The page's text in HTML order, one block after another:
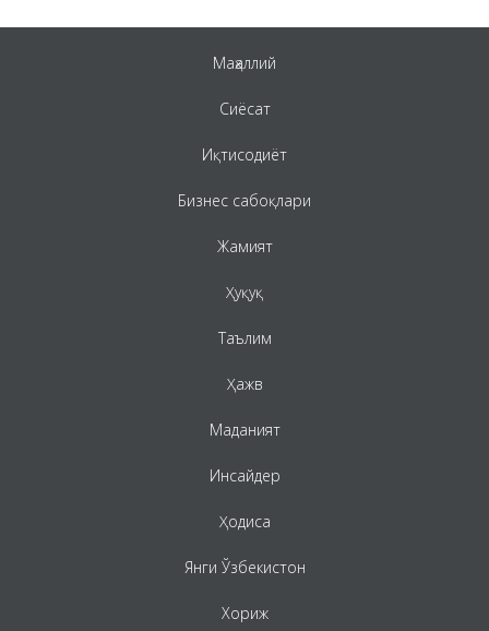
Маҳаллий
Сиёсат
Иқтисодиёт
Бизнес сабоқлари
Жамият
Ҳуқуқ
Таълим
Ҳажв
Маданият
Инсайдер
Ҳодиса
Янги Ўзбекистон
Хориж